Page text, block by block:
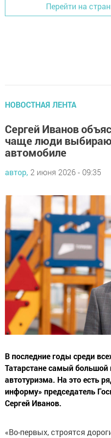
Перейти на
НОВОСТНАЯ ЛЕНТА
Сергей Иванов
чаще люди
автомобиле
автор, 2 июня 2026 - 09:35
В последние годы среди
Татарстане самый большой
автотуризма. На это есть
информу» председатель
Сергей Иванов.
«Во-первых, строятся